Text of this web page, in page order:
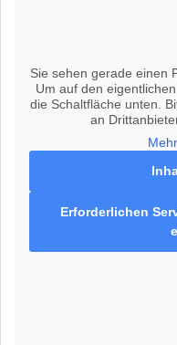
Sie sehen gerade einen
Um auf den
die Schaltfläche unten.
an
Erforderlichen